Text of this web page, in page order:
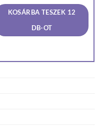
was:
620 Ft.
is:
589
KOSÁRBA TESZEK 12
DB-OT